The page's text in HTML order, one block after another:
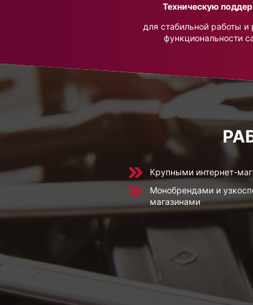
Техническую
для стабильной работы и
функциональности
Крупными интернет-
Монобрендами и
магазинами